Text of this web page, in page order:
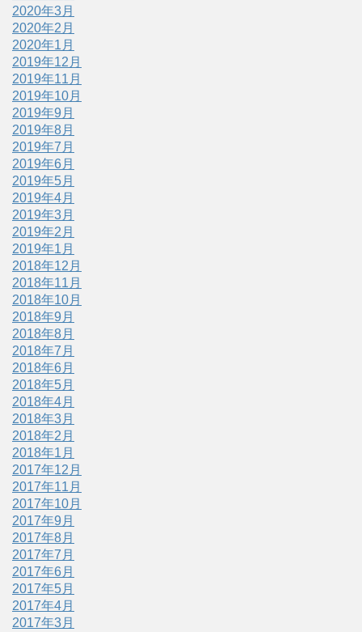
2020年3月
2020年2月
2020年1月
2019年12月
2019年11月
2019年10月
2019年9月
2019年8月
2019年7月
2019年6月
2019年5月
2019年4月
2019年3月
2019年2月
2019年1月
2018年12月
2018年11月
2018年10月
2018年9月
2018年8月
2018年7月
2018年6月
2018年5月
2018年4月
2018年3月
2018年2月
2018年1月
2017年12月
2017年11月
2017年10月
2017年9月
2017年8月
2017年7月
2017年6月
2017年5月
2017年4月
2017年3月